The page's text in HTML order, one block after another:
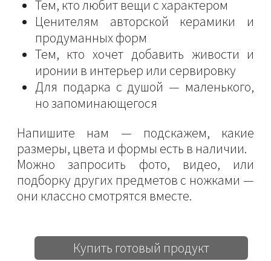
Тем, кто любит вещи с характером
Ценителям авторской керамики и
продуманных форм
Тем, кто хочет добавить живости и
иронии в интерьер или сервировку
Для подарка с душой — маленького,
но запоминающегося
Напишите нам — подскажем, какие
размеры, цвета и формы есть в наличии.
Можно запросить фото, видео, или
подборку других предметов с ножками —
они классно смотрятся вместе.
Купить готовый продукт